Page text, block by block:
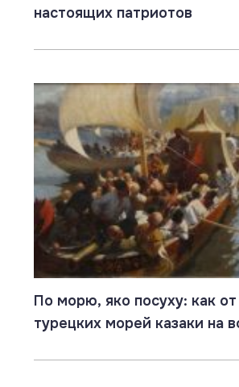
настоящих патриотов
По морю, яко посуху: как
турецких морей казаки на